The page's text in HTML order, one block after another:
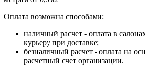
Оплата возможна способами:
наличный расчет - оплата в
курьеру при доставке;
безналичный расчет - оплата на
расчетный счет организации.